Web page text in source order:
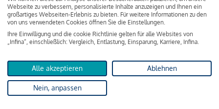
Lesen Sie meine Finanzierungs-Tipps
KreditindexDas Wohnkredit Barometer
Webseite zu verbessern, personalisierte Inhalte anzuzeigen und Ihnen ein
großartiges Webseiten-Erlebnis zu bieten. Für weitere Informationen zu den
von uns verwendeten Cookies öffnen Sie die Einstellungen.
Ihre Einwilligung und die cookie Richtlinie gelten für alle Websites von
„Infina“, einschließlich: Vergleich, Entlastung, Einsparung, Karriere, Infina.
Alle akzeptieren Ablehnen
Nein, anpassen